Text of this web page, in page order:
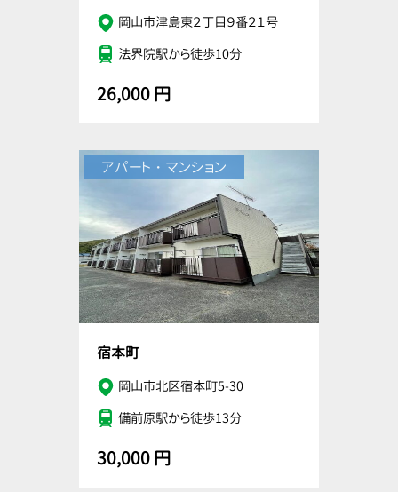
岡山市津島東２丁目９番２１号
法界院駅から徒歩10分
26,000 円
アパート・マンション
宿本町
岡山市北区宿本町5-30
備前原駅から徒歩13分
30,000 円